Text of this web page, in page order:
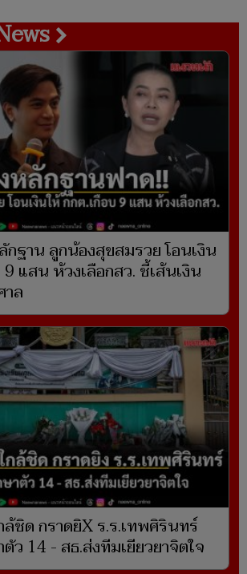
ฐาน ลูกน้องสุขสมรวย โอนเงิน
แสน ห้วงเลือกสว. ชี้เส้นเงิน
าล
ชิด กราดยิX ร.ร.เทพศิรินทร์
ว 14 - สธ.ส่งทีมเยียวยาจิตใจ